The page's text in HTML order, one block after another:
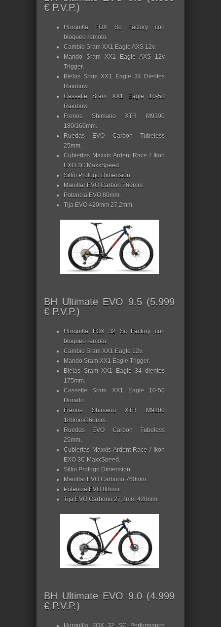
€ P.V.P.)
Horquilla FOX Sc Factory con
bloqueo remoto.
Cambio Sram XX1 Eagle AXS 12v.
Mando Sram XX1 Eagle AXS 12v
Trigger.
Bielas Sram XX1 Eagle 34 Dientes
Rainbow.
Cassette Sram XX1 Eagle 10-50
Rainbow.
Frenos Shimano XTR M9100
180/160mm.
Ruedas EVO Carbon Tubeless
25mm.
Cubiertas Maxxis Ardent Race / Ikon
EXO 3C MaxxSpeed.
Sillín Prologo Dimension.
Manillar EVO Carbon 760mm.
Potencia EVO 80mm.
Tija EVO 420mm 27.2mm.
BH Ultimate EVO 9.5 (5.999
€ P.V.P.)
Horquilla FOX 32 Sc Factory con
bloqueo remoto.
Cambio Sram XX1 Eagle 12v.
Mando Sram XX1 Eagle Trigger.
Bielas Sram XX1 Eagle 34 dientes
175mm.
Cassette Sram XX1 Eagle 10-50
Dorado.
Frenos Shimano XTR M9100
180mm/160mm.
Ruedas EVO Carbon Tubeless
25mm.
Cubiertas Maxxis Ardent Race / Ikon
EXO 3C MaxxSpeed.
Sillín Prologo Dimension.
Manillar EVO Carbono 760mm.
Potencia EVO 80mm.
Tija EVO Carbono 27,2mm 420mm.
BH Ultimate EVO 9.0 (4.999
€ P.V.P.)
Horquilla FOX 32 SC Performance